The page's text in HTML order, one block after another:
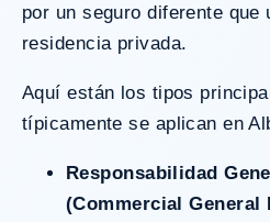
por un seguro diferente que
residencia privada.
Aquí están los tipos
típicamente se aplican en
Responsabilidad General Comercial
(Commercial General